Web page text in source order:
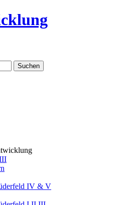
Suchen
IV & V